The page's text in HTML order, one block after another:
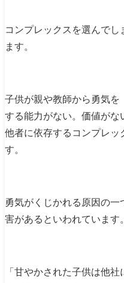
コンプレックスを選んでし
ます。
子供が親や教師から勇気
する能力がない。価値がな
他者に依存するコンプレ
す。
勇気がくじかれる原因の
害があるといわれています。
「甘やかされた子供は他